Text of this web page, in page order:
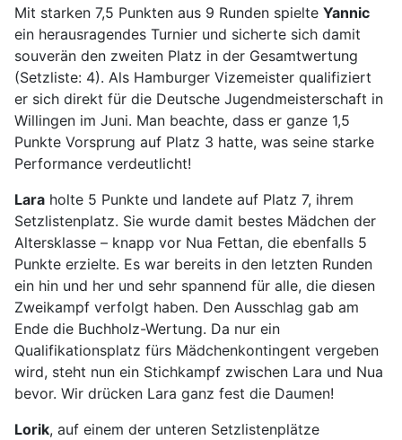
Mit starken 7,5 Punkten aus 9 Runden spielte Yannic
ein herausragendes Turnier und sicherte sich damit
souverän den zweiten Platz in der Gesamtwertung
(Setzliste: 4). Als Hamburger Vizemeister qualifiziert
er sich direkt für die Deutsche Jugendmeisterschaft in
Willingen im Juni. Man beachte, dass er ganze 1,5
Punkte Vorsprung auf Platz 3 hatte, was seine starke
Performance verdeutlicht!
Lara holte 5 Punkte und landete auf Platz 7, ihrem
Setzlistenplatz. Sie wurde damit bestes Mädchen der
Altersklasse – knapp vor Nua Fettan, die ebenfalls 5
Punkte erzielte. Es war bereits in den letzten Runden
ein hin und her und sehr spannend für alle, die diesen
Zweikampf verfolgt haben. Den Ausschlag gab am
Ende die Buchholz-Wertung. Da nur ein
Qualifikationsplatz fürs Mädchenkontingent vergeben
wird, steht nun ein Stichkampf zwischen Lara und Nua
bevor. Wir drücken Lara ganz fest die Daumen!
Lorik, auf einem der unteren Setzlistenplätze